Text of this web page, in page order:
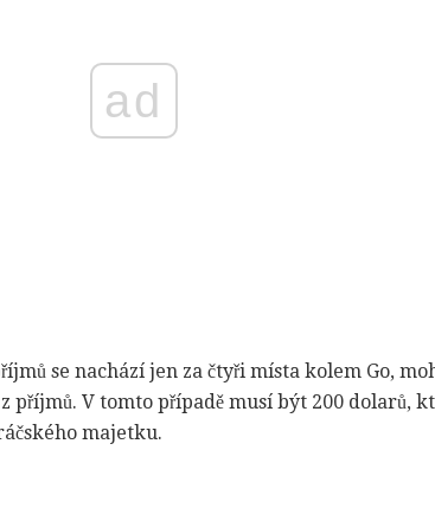
ad
se nachází jen za čtyři místa kolem Go,
příjmů. V tomto případě musí být 200 dolarů,
majetku.